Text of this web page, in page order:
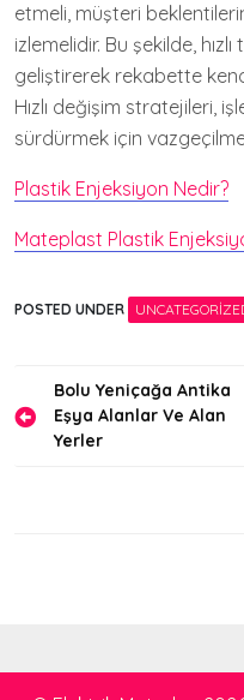
etmeli, müşteri
izlemelidir. Bu şekilde,
geliştirerek rekabette
Hızlı değişim stratejileri,
sürdürmek için
Plastik Enjeksiyon Nedir?
Mateplast Plastik
POSTED UNDER
Yazı
gezinmesi
Bolu Yeniçağa Antika
Eşya Alanlar Ve Alan
Yerler